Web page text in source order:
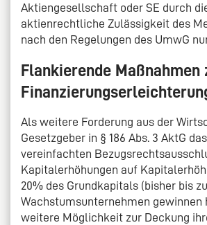
Aktiengesellschaft oder SE durch
aktienrechtliche Zulässigkeit des
nach den Regelungen des UmwG
Flankierende Maßnahmen
Als weitere Forderung aus der
Gesetzgeber in § 186 Abs. 3 AktG
vereinfachten
Kapitalerhöhungen auf
20% des Grundkapitals (bisher bis
Wachstumsunternehmen gewinnen
weitere Möglichkeit zur Deckung